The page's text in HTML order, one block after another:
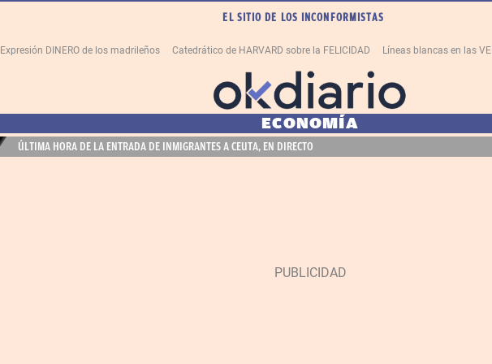
EL SITIO DE LOS INCONFORMISTAS
Expresión DINERO de los madrileños Catedrático de HARVARD sobre la FELICIDAD Líneas blancas en las
ECONOMÍA
ÚLTIMA HORA DE LA ENTRADA DE INMIGRANTES A CEUTA, EN DIRECTO